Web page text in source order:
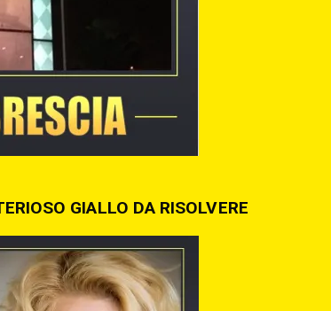
GIALLO DA RISOLVERE